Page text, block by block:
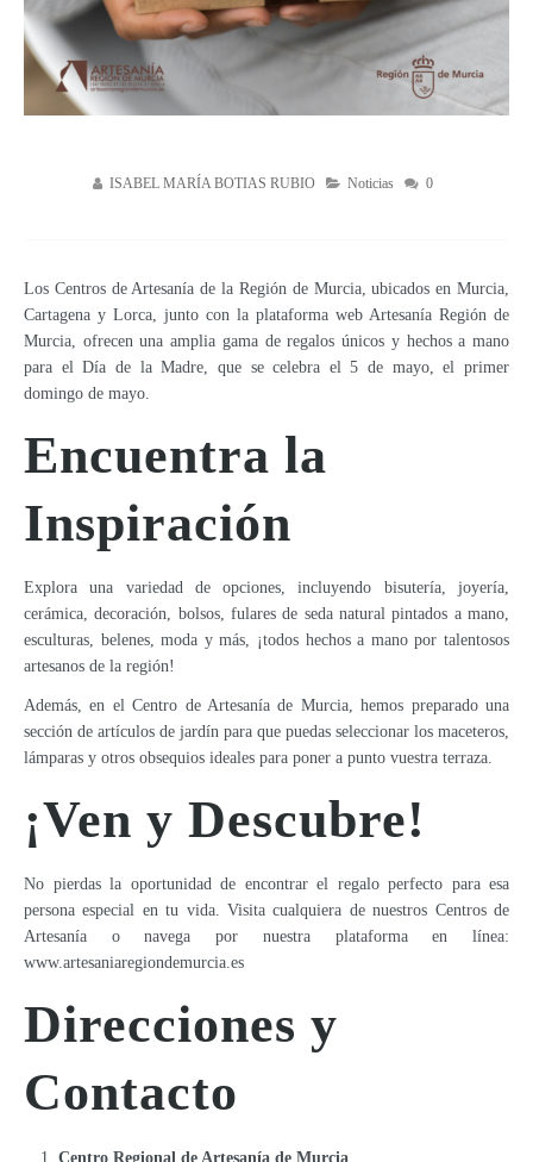
ISABEL MARÍA BOTIAS RUBIO Noticias 0
Los Centros de Artesanía de la Región de Murcia, ubicados en Murcia,
Cartagena y Lorca, junto con la plataforma web Artesanía Región de
Murcia, ofrecen una amplia gama de regalos únicos y hechos a mano
para el Día de la Madre, que se celebra el 5 de mayo, el primer
domingo de mayo.
Encuentra la
Inspiración
Explora una variedad de opciones, incluyendo bisutería, joyería,
cerámica, decoración, bolsos, fulares de seda natural pintados a mano,
esculturas, belenes, moda y más, ¡todos hechos a mano por talentosos
artesanos de la región!
Además, en el Centro de Artesanía de Murcia, hemos preparado una
sección de artículos de jardín para que puedas seleccionar los maceteros,
lámparas y otros obsequios ideales para poner a punto vuestra terraza.
¡Ven y Descubre!
No pierdas la oportunidad de encontrar el regalo perfecto para esa
persona especial en tu vida. Visita cualquiera de nuestros Centros de
Artesanía o navega por nuestra plataforma en línea:
www.artesaniaregiondemurcia.es
Direcciones y
Contacto
Centro Regional de Artesanía de Murcia